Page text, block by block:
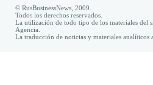
© RusBusinessNews, 2009.
Todos los derechos reservados.
La utilización de todo tipo de los materiales del
Agencia.
La traducción de noticias y materiales analíticos